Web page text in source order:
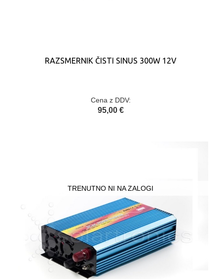
RAZSMERNIK ČISTI SINUS 300W 12V
Cena z DDV:
95,00 €
TRENUTNO NI NA ZALOGI